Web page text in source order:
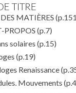
TITRE
MATIÈRES
PROPOS (p.7)
solaires (p.15)
(p.19)
Renaissance
Mouvements